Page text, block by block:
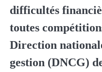
difficultés
toutes
Direction
gestion (DNCG)